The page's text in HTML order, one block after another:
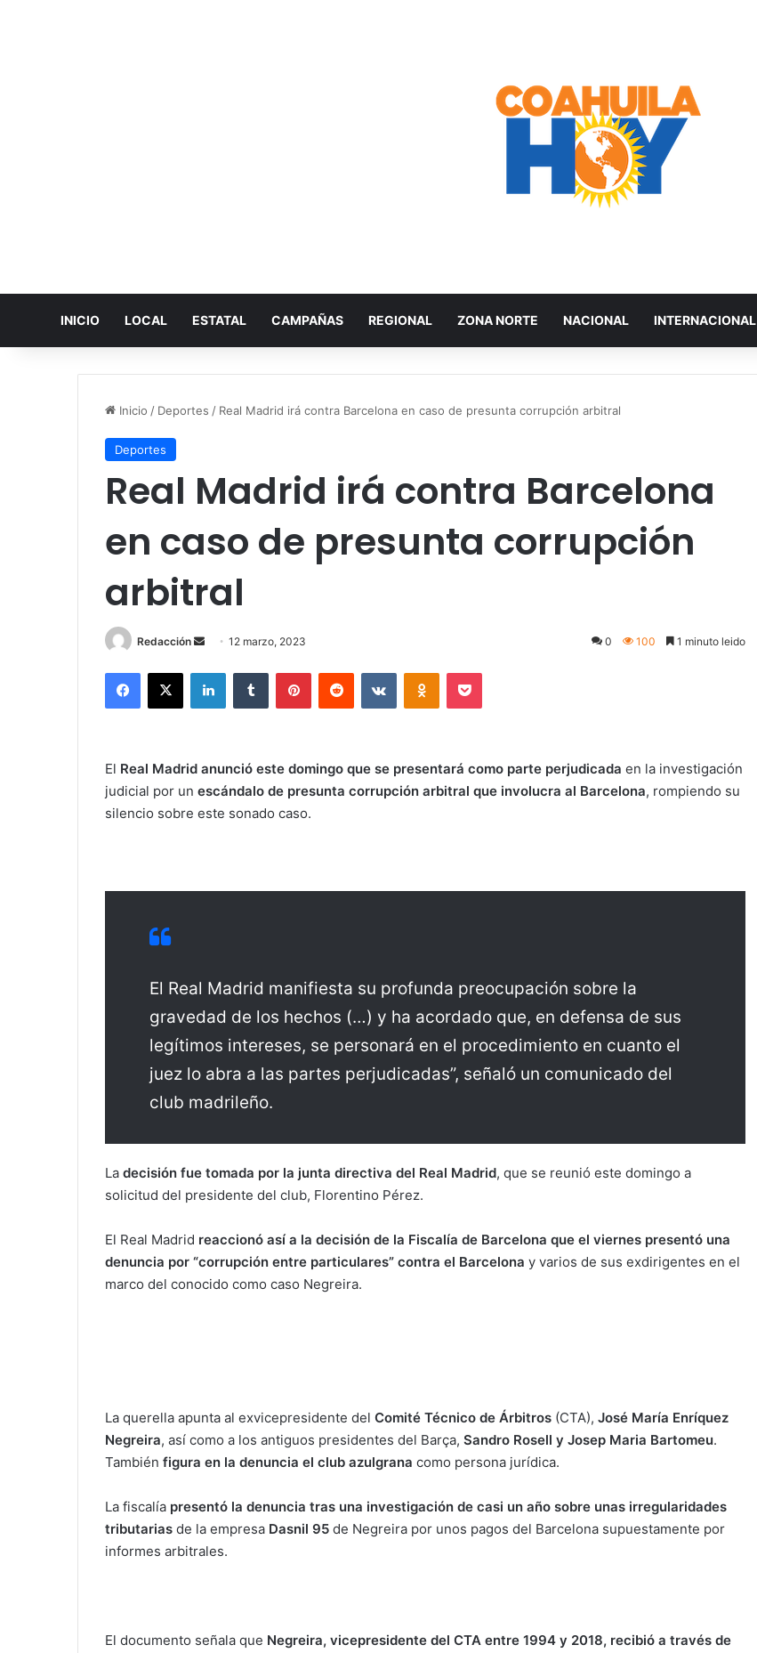
INICIO LOCAL ESTATAL CAMPAÑAS REGIONAL ZONA NORTE NACIONAL INTERNACIONAL
Inicio / Deportes / Real Madrid irá contra Barcelona en caso de presunta corrupción arbitral
Deportes
Real Madrid irá contra Barcelona
en caso de presunta corrupción
arbitral
Redacción
n
d
e
m
a
12 marzo, 2023 0 100 1 minuto leido
El Real Madrid anunció este domingo que se presentará como parte perjudicada en la investigación
judicial por un escándalo de presunta corrupción arbitral que involucra al Barcelona, rompiendo su
silencio sobre este sonado caso.
El Real Madrid manifiesta su profunda preocupación sobre la
gravedad de los hechos (…) y ha acordado que, en defensa de sus
legítimos intereses, se personará en el procedimiento en cuanto el
juez lo abra a las partes perjudicadas”, señaló un comunicado del
club madrileño.
La decisión fue tomada por la junta directiva del Real Madrid, que se reunió este domingo a
solicitud del presidente del club, Florentino Pérez.
El Real Madrid reaccionó así a la decisión de la Fiscalía de Barcelona que el viernes presentó una
denuncia por “corrupción entre particulares” contra el Barcelona y varios de sus exdirigentes en el
marco del conocido como caso Negreira.
La querella apunta al exvicepresidente del Comité Técnico de Árbitros (CTA), José María Enríquez
Negreira, así como a los antiguos presidentes del Barça, Sandro Rosell y Josep Maria Bartomeu.
También figura en la denuncia el club azulgrana como persona jurídica.
La fiscalía presentó la denuncia tras una investigación de casi un año sobre unas irregularidades
tributarias de la empresa Dasnil 95 de Negreira por unos pagos del Barcelona supuestamente por
informes arbitrales.
El documento señala que Negreira, vicepresidente del CTA entre 1994 y 2018, recibió a través de